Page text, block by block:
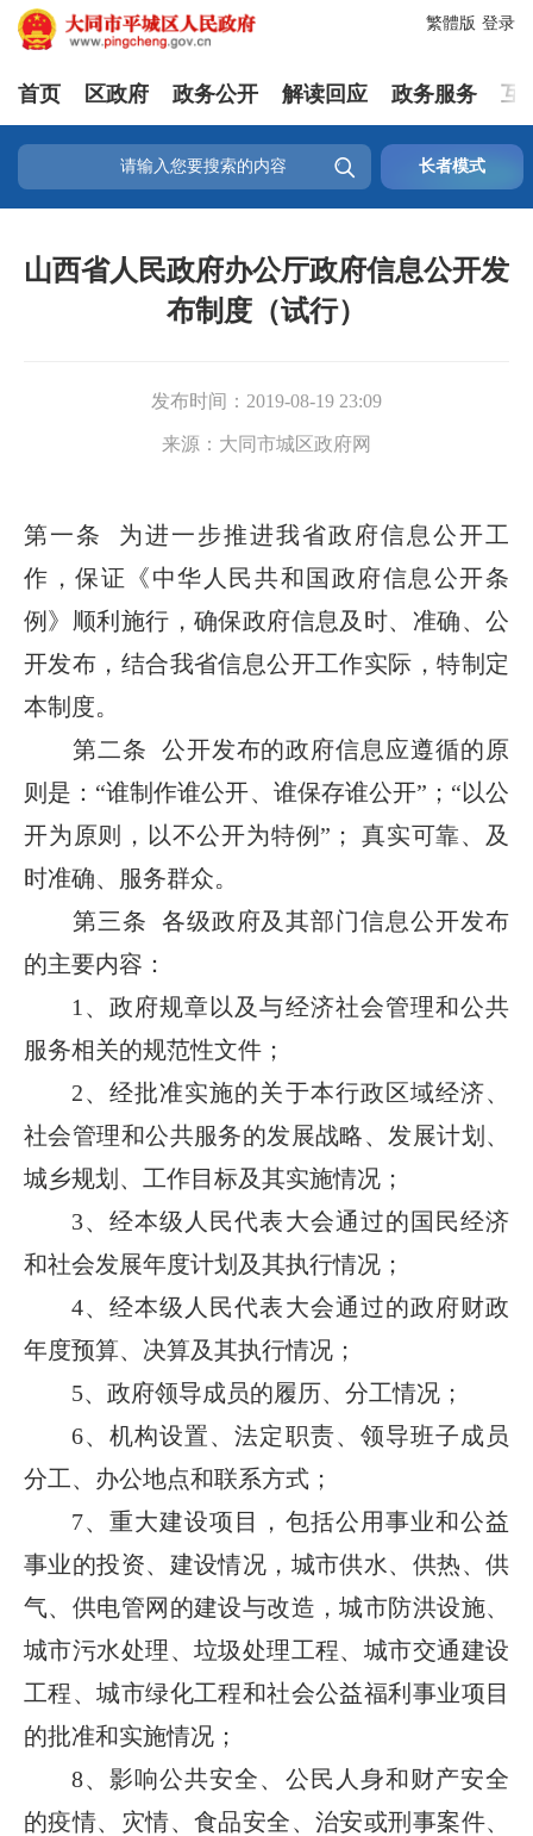
登录
繁體版
首页 区政府 政务公开 解读回应 政务服务 互
 长者模式
山西省人民政府办公厅政府信息公开发
布制度（试行）
发布时间： 2019-08-19 23:09
来源： 大同市城区政府网
第一条 为进一步推进我省政府信息公开工
作，保证《中华人民共和国政府信息公开条
例》顺利施行，确保政府信息及时、准确、公
开发布，结合我省信息公开工作实际，特制定
本制度。
第二条 公开发布的政府信息应遵循的原
则是：“谁制作谁公开、谁保存谁公开”；“以公
开为原则，以不公开为特例”； 真实可靠、及
时准确、服务群众。
第三条 各级政府及其部门信息公开发布
的主要内容：
1、政府规章以及与经济社会管理和公共
服务相关的规范性文件；
2、经批准实施的关于本行政区域经济、
社会管理和公共服务的发展战略、发展计划、
城乡规划、工作目标及其实施情况；
3、经本级人民代表大会通过的国民经济
和社会发展年度计划及其执行情况；
4、经本级人民代表大会通过的政府财政
年度预算、决算及其执行情况；
5、政府领导成员的履历、分工情况；
6、机构设置、法定职责、领导班子成员
分工、办公地点和联系方式；
7、重大建设项目，包括公用事业和公益
事业的投资、建设情况，城市供水、供热、供
气、供电管网的建设与改造，城市防洪设施、
城市污水处理、垃圾处理工程、城市交通建设
工程、城市绿化工程和社会公益福利事业项目
的批准和实施情况；
8、影响公共安全、公民人身和财产安全
的疫情、灾情、食品安全、治安或刑事案件、